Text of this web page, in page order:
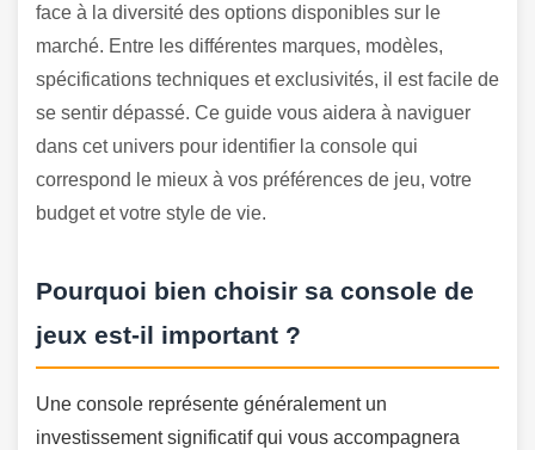
face à la diversité des options disponibles sur le
marché. Entre les différentes marques, modèles,
spécifications techniques et exclusivités, il est facile de
se sentir dépassé. Ce guide vous aidera à naviguer
dans cet univers pour identifier la console qui
correspond le mieux à vos préférences de jeu, votre
budget et votre style de vie.
Pourquoi bien choisir sa console de
jeux est-il important ?
Une console représente généralement un
investissement significatif qui vous accompagnera